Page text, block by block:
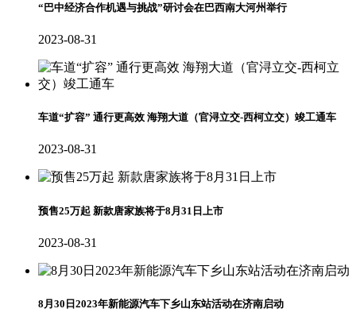
“巴中经济合作机遇与挑战”研讨会在巴西南大河州举行
2023-08-31
车道“扩容” 通行更高效 海翔大道（官浔立交-西柯立交）竣工通车
2023-08-31
预售25万起 新款唐家族将于8月31日上市
2023-08-31
8月30日2023年新能源汽车下乡山东站活动在济南启动